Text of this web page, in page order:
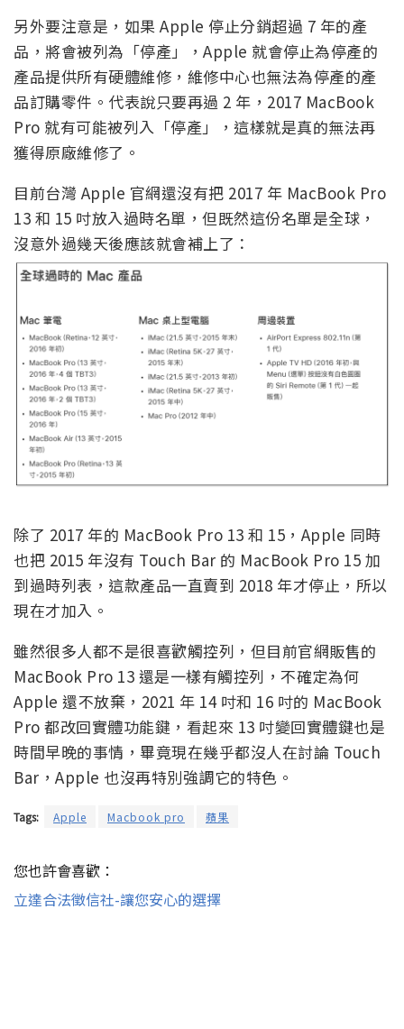
另外要注意是，如果 Apple 停止分銷超過 7 年的產
品，將會被列為「停產」，Apple 就會停止為停產的
產品提供所有硬體維修，維修中心也無法為停產的產
品訂購零件。代表說只要再過 2 年，2017 MacBook
Pro 就有可能被列入「停產」，這樣就是真的無法再
獲得原廠維修了。
目前台灣 Apple 官網還沒有把 2017 年 MacBook Pro
13 和 15 吋放入過時名單，但既然這份名單是全球，
沒意外過幾天後應該就會補上了：
除了 2017 年的 MacBook Pro 13 和 15，Apple 同時
也把 2015 年沒有 Touch Bar 的 MacBook Pro 15 加
到過時列表，這款產品一直賣到 2018 年才停止，所以
現在才加入。
雖然很多人都不是很喜歡觸控列，但目前官網販售的
MacBook Pro 13 還是一樣有觸控列，不確定為何
Apple 還不放棄，2021 年 14 吋和 16 吋的 MacBook
Pro 都改回實體功能鍵，看起來 13 吋變回實體鍵也是
時間早晚的事情，畢竟現在幾乎都沒人在討論 Touch
Bar，Apple 也沒再特別強調它的特色。
Tags: Apple Macbook pro 蘋果
您也許會喜歡：
立達合法徵信社-讓您安心的選擇